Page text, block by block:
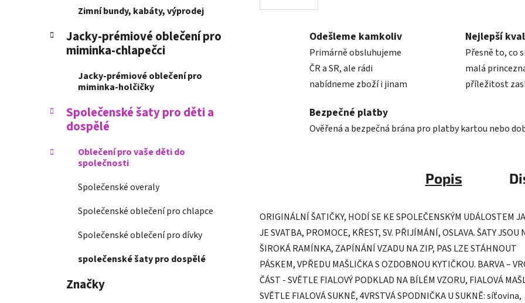
Zimní bundy, kabáty, výprodej
Jacky-prémiové oblečení pro
miminka-chlapečci
Jacky-prémiové oblečení pro
miminka-holčičky
Společenské šaty pro děti a
dospělé
Oblečení pro vaše děti do
společnosti
Společenské overaly
Společenské oblečení pro chlapce
Společenské oblečení pro dívky
společenské šaty pro dospělé
Značky
Odešleme kamkoliv
Primárně obsluhujeme
ČR a SR, ale rádi
nabídneme zboží i jinam
Nejlepší
Přesně to, co
malá
příležitost
Bezpečné platby
Ověřená a bezpečná brána pro platby kartou nebo
Popis
ORIGINÁLNÍ ŠATIČKY, HODÍ SE KE SPOLEČENSKÝM UDÁLOSTEM
JE SVATBA, PROMOCE, KŘEST, SV. PŘIJÍMÁNÍ, OSLAVA. ŠATY JSOU
ŠIROKÁ RAMÍNKA, ZAPÍNÁNÍ VZADU NA ZIP, PAS LZE STÁHNOUT
PÁSKEM, VPŘEDU MAŠLIČKA S OZDOBNOU KYTIČKOU. BARVA –
ČÁST - SVĚTLE FIALOVÝ PODKLAD NA BÍLÉM VZORU, FIALOVÁ
SVĚTLE FIALOVÁ SUKNĚ, 4VRSTVÁ SPODNIČKA U SUKNĚ: síťovina,